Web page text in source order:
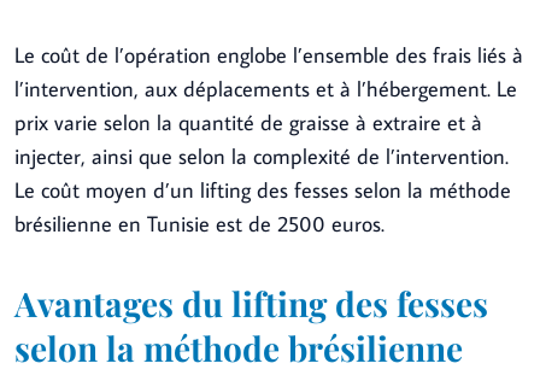
Le coût de l’opération englobe l’ensemble des frais liés à
l’intervention, aux déplacements et à l’hébergement. Le
prix varie selon la quantité de graisse à extraire et à
injecter, ainsi que selon la complexité de l’intervention.
Le coût moyen d’un lifting des fesses selon la méthode
brésilienne en Tunisie est de 2500 euros.
Avantages du lifting des fesses
selon la méthode brésilienne